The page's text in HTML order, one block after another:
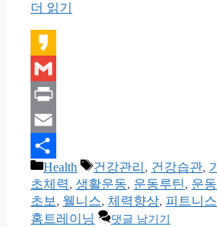
더 읽기
Kakao
Gmail
Print
Email
Share
카
테
고
리
Health
태
그
건강관리 , 건강습관, 기
초체력, 생활운동, 운동루틴, 운동
초보 , 웰니스, 체력향상, 피트니스
홈트레이닝
댓글 남기기